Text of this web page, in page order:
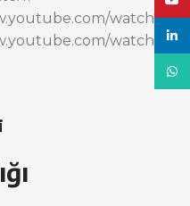
watch?
watch?